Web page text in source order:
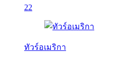
22
ทัวร์อเมริกา